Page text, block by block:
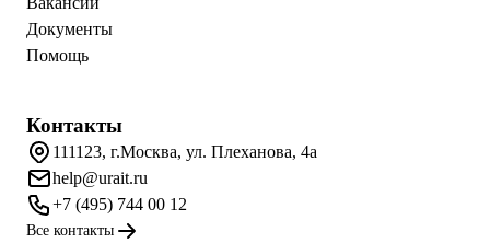
Документы
Помощь
Контакты
111123, г.Москва, ул. Плеханова, 4а
help@urait.ru
+7 (495) 744 00 12
Все контакты